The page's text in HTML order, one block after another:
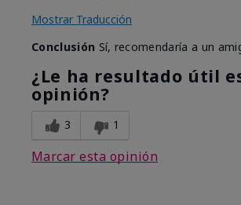
Mostrar Traducción
Conclusión Sí, recomendaría a un
¿Le ha resultado útil
opinión?
3 1
Marcar esta opinión